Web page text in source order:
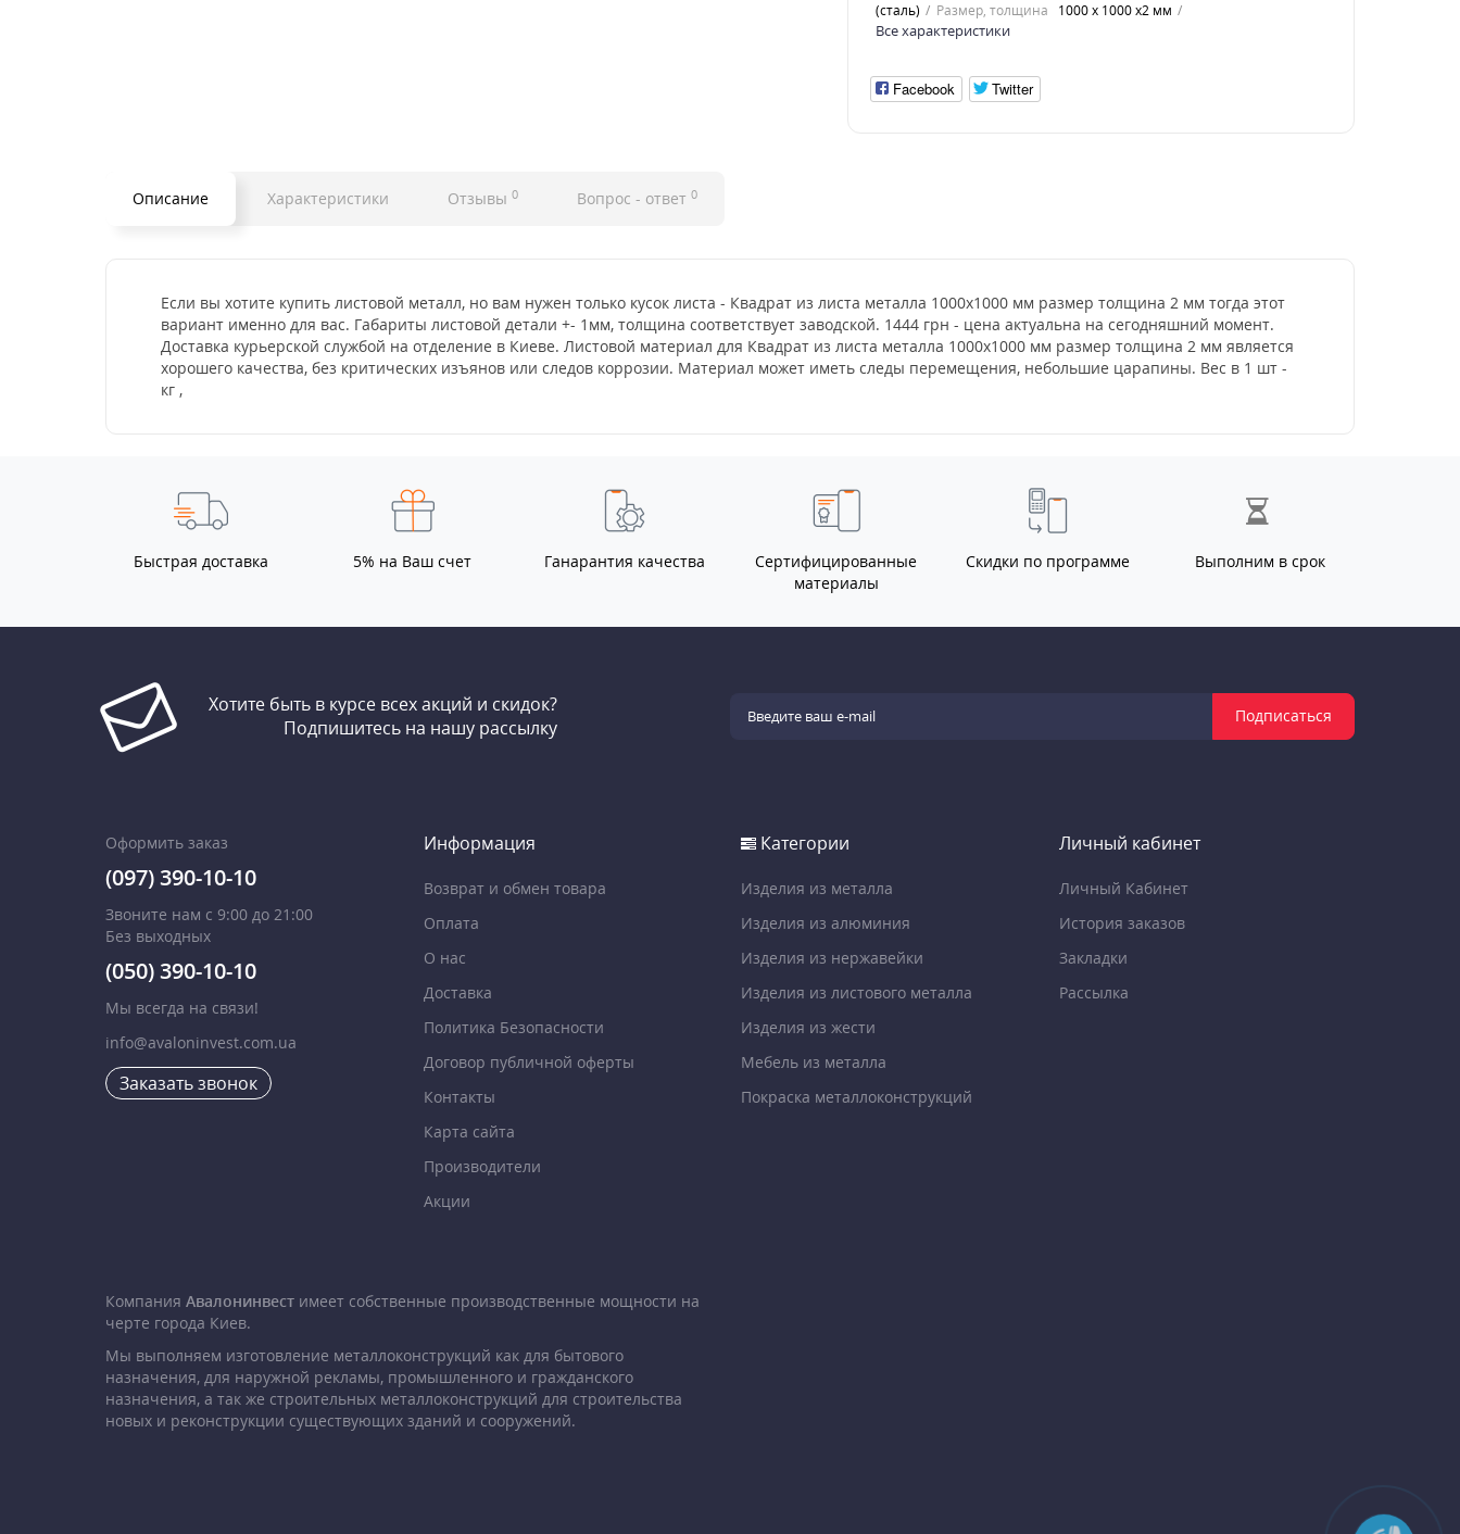
(сталь)
Размер, толщина 1000 х 1000 х2 мм
Все характеристики
Facebook Twitter
Описание Характеристики Отзывы 0 Вопрос - ответ 0
Если вы хотите купить листовой металл, но вам нужен только кусок листа - Квадрат из листа металла 1000х1000 мм размер толщина 2 мм тогда этот
вариант именно для вас. Габариты листовой детали +- 1мм, толщина соответствует заводской. 1444 грн - цена актуальна на сегодняшний момент.
Доставка курьерской службой на отделение в Киеве. Листовой материал для Квадрат из листа металла 1000х1000 мм размер толщина 2 мм является
хорошего качества, без критических изъянов или следов коррозии. Материал может иметь следы перемещения, небольшие царапины. Вес в 1 шт -
кг ,
Быстрая доставка 5% на Ваш счет Ганарантия качества
Сертифицированные
материалы
Скидки по программе Выполним в срок
Хотите быть в курсе всех акций и скидок?
Подпишитесь на нашу рассылку
Подписаться
Оформить заказ
(097) 390-10-10
Звоните нам с 9:00 до 21:00
Без выходных
(050) 390-10-10
Мы всегда на связи!
info@avaloninvest.com.ua
Заказать звонок
Информация
Возврат и обмен товара
Оплата
О нас
Доставка
Политика Безопасности
Договор публичной оферты
Контакты
Карта сайта
Производители
Акции
Категории
Изделия из металла
Изделия из алюминия
Изделия из нержавейки
Изделия из листового металла
Изделия из жести
Мебель из металла
Покраска металлоконструкций
Личный кабинет
Личный Кабинет
История заказов
Закладки
Рассылка
Компания Авалонинвест имеет собственные производственные мощности на
черте города Киев.
Мы выполняем изготовление металлоконструкций как для бытового
назначения, для наружной рекламы, промышленного и гражданского
назначения, а так же строительных металлоконструкций для строительства
новых и реконструкции существующих зданий и сооружений.